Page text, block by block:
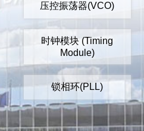
压控振荡器(VCO)
时钟模块 (Timing
Module)
锁相环(PLL)